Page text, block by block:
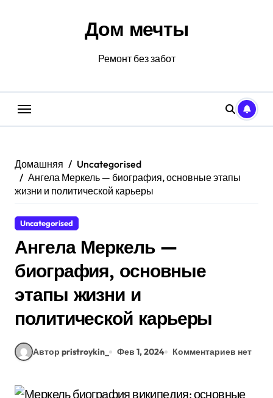
Дом мечты
Ремонт без забот
Домашняя
Uncategorised
Ангела Меркель — биография, основные этапы
жизни и политической карьеры
Uncategorised
Ангела Меркель —
биография, основные
этапы жизни и
политической карьеры
Автор pristroykin_ Фев 1, 2024 Комментариев нет